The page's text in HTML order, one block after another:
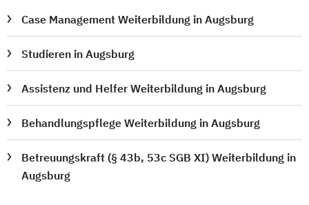
Case Management Weiterbildung in Augsburg
Studieren in Augsburg
Assistenz und Helfer Weiterbildung in Augsburg
Behandlungspflege Weiterbildung in Augsburg
Betreuungskraft (§ 43b, 53c SGB XI) Weiterbildung in
Augsburg